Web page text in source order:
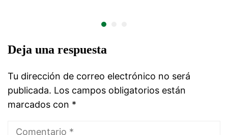
Deja una respuesta
Tu dirección de correo electrónico no será
publicada. Los campos obligatorios están
marcados con *